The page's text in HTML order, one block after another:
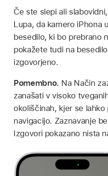
Če ste slepi ali
Lupa, da kamero iPhona
besedilo, ki bo prebrano
pokažete tudi na
izgovorjeno.
Pomembno. Na Način
zanašati v visoko
okoliščinah, kjer se
navigacijo. Zaznavanje
Izgovori pokazano nista